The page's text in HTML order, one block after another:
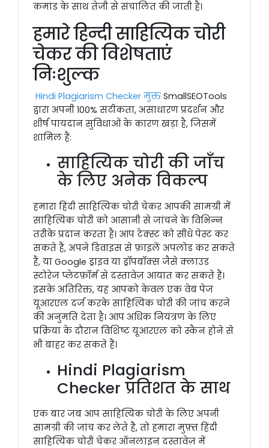
कमांड के साथ तेजी से संचालित की जाती है।
हमारे हिन्दी साहित्यिक चोरी
चेकर की विशेषताएं
निःशुल्क
Hindi Plagiarism Checker मुक्त SmallSEOTools
द्वारा अपनी 100% सटीकता, असाधारण प्रदर्शन और
शीर्ष पायदान सुविधाओं के कारण खड़ा है, जिसमें
शामिल हैं:
साहित्यिक चोरी की जाँच
के लिए अनेक विकल्प
हमारा हिंदी साहित्यिक चोरी चेकर आपकी सामग्री में
साहित्यिक चोरी को आसानी से जांचने के विभिन्न
तरीके प्रदान करता है। आप टेक्स्ट को सीधे पेस्ट कर
सकते हैं, अपने डिवाइस से फ़ाइलें अपलोड कर सकते
हैं, या Google ड्राइव या ड्रॉपबॉक्स जैसे क्लाउड
स्टोरेज प्लेटफ़ॉर्म से दस्तावेज़ आयात कर सकते हैं।
इसके अतिरिक्त, यह आपको केवल एक वेब पेज
यूआरएल दर्ज करके साहित्यिक चोरी की जांच करने
की अनुमति देता है। आप अधिक नियंत्रण के लिए
प्रक्रिया के दौरान विशिष्ट यूआरएल को स्कैन होने से
भी बाहर कर सकते हैं।
Hindi Plagiarism
Checker प्रतिशत के साथ
एक बार जब आप साहित्यिक चोरी के लिए अपनी
सामग्री की जांच कर लेते हैं, तो हमारा मुफ़्त हिंदी
साहित्यिक चोरी चेकर ऑनलाइन दस्तावेज़ में